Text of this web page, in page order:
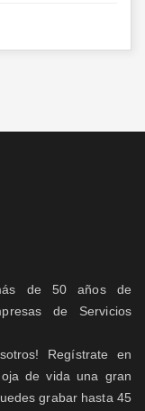
de 50 años de
de Servicios
Regístrate en
de vida una gran
grabar hasta 45